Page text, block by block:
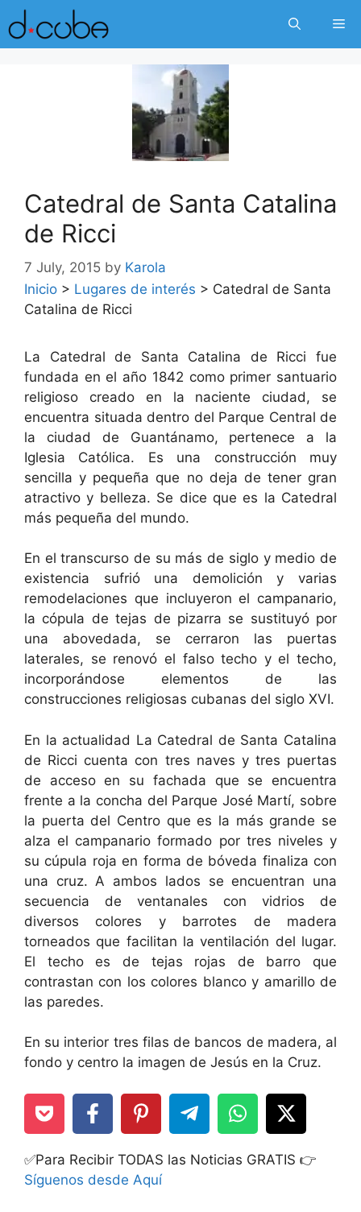
Skip
to
content
Catedral de Santa Catalina
de Ricci
7 July, 2015 by Karola
Inicio > Lugares de interés > Catedral de Santa
Catalina de Ricci
La Catedral de Santa Catalina de Ricci fue
fundada en el año 1842 como primer santuario
religioso creado en la naciente ciudad, se
encuentra situada dentro del Parque Central de
la ciudad de Guantánamo, pertenece a la
Iglesia Católica. Es una construcción muy
sencilla y pequeña que no deja de tener gran
atractivo y belleza. Se dice que es la Catedral
más pequeña del mundo.
En el transcurso de su más de siglo y medio de
existencia sufrió una demolición y varias
remodelaciones que incluyeron el campanario,
la cópula de tejas de pizarra se sustituyó por
una abovedada, se cerraron las puertas
laterales, se renovó el falso techo y el techo,
incorporándose elementos de las
construcciones religiosas cubanas del siglo XVI.
En la actualidad La Catedral de Santa Catalina
de Ricci cuenta con tres naves y tres puertas
de acceso en su fachada que se encuentra
frente a la concha del Parque José Martí, sobre
la puerta del Centro que es la más grande se
alza el campanario formado por tres niveles y
su cúpula roja en forma de bóveda finaliza con
una cruz. A ambos lados se encuentran una
secuencia de ventanales con vidrios de
diversos colores y barrotes de madera
torneados que facilitan la ventilación del lugar.
El techo es de tejas rojas de barro que
contrastan con los colores blanco y amarillo de
las paredes.
En su interior tres filas de bancos de madera, al
fondo y centro la imagen de Jesús en la Cruz.
✅Para Recibir TODAS las Noticias GRATIS 👉
Síguenos desde Aquí